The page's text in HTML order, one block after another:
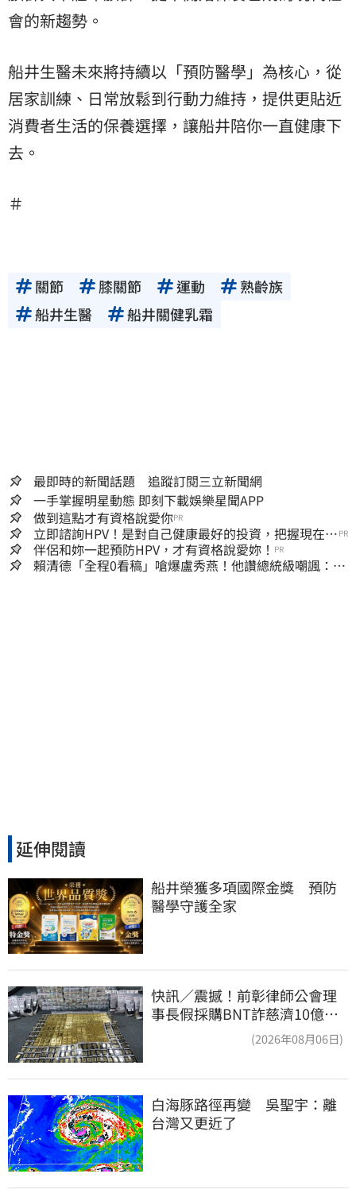
會的新趨勢。
船井生醫未來將持續以「預防醫學」為核心，從
居家訓練、日常放鬆到行動力維持，提供更貼近
消費者生活的保養選擇，讓船井陪你一直健康下
去。
＃
關節 膝關節 運動
熟齡族
船井生醫
船井關健乳霜
最即時的新聞話題 追蹤訂閱三立新聞網
一手掌握明星動態 即刻下載娛樂星聞APP
做到這點才有資格說愛你PR
立即諮詢HPV！是對自己健康最好的投資，把握現在不
嫌晚！
PR
伴侶和妳一起預防HPV，才有資格說愛妳！ PR
賴清德「全程0看稿」嗆爆盧秀燕！他讚總統級嘲諷：把
延伸閱讀
船井榮獲多項國際金獎　預防
醫學守護全家
快訊／震撼！前彰律師公會理
事長假採購BNT詐慈濟10億、
洗錢囤232kg黃金(2026年08月06日)
白海豚路徑再變　吳聖宇：離
台灣又更近了